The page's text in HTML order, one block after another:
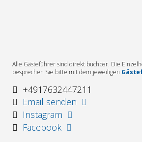
Alle Gästeführer sind direkt buchbar. Die
besprechen Sie bitte mit dem jeweiligen
+4917632447211
Email senden
Instagram
Facebook